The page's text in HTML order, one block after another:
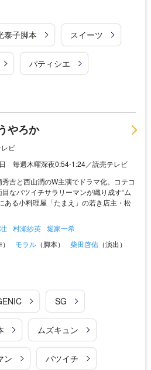
泰子脚本 スイーツ
パティシエ
やろか
ビ
毎週木曜深夜0:54-1:24／読売テレビ
吉と西山潤のW主演でドラマ化。コテコ
なバツイチサラリーマンが織り成す“ム
ある小料理屋「たまえ」の若き店主・松
村瀬紗英 堀家一希
モラル （脚本） 柴田啓佑 （演出）
SG
ムズキュン
ン バツイチ